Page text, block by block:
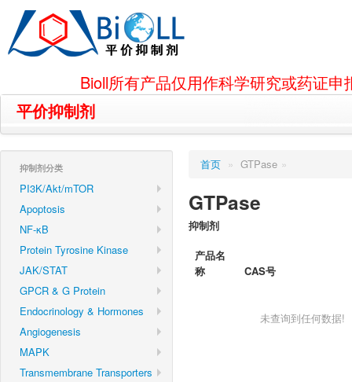
Bioll所有产品仅用作科学研究或药证
平价抑制剂
抑制剂分类
PI3K/Akt/mTOR
Apoptosis
NF-κB
Protein Tyrosine Kinase
JAK/STAT
GPCR & G Protein
Endocrinology & Hormones
Angiogenesis
MAPK
Transmembrane Transporters
首页 » GTPase »
GTPase
抑制剂
产品名
称
CAS号
未查询到任何数据!